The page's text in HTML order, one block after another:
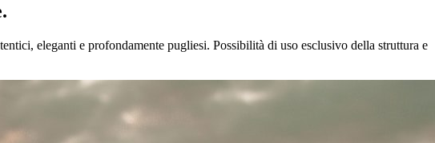
eleganti e profondamente pugliesi. Possibilità di uso esclusivo della struttura e